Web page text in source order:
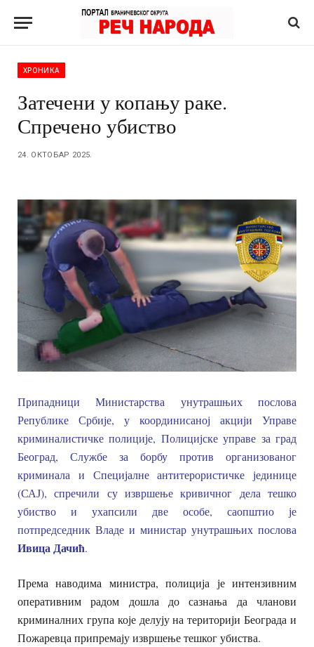
ХРОНИКА
Затечени у копању раке.
Спречено убиство
24. ОКТОБАР 2025.
Припадници Министарства унутрашњих послова
Републике Србије, у координисаној акцији Управе
криминалистичке полиције, Полицијске управе за град
Београд, Службе за борбу против организованог
криминала и Специјалне антитерористичке јединице
(САЈ), спречили су извршење кривичног дела тешко
убиство и ухапсили две особе, саопштио је
потпредседник Владе и министар унутрашњих послова
Ивица Дачић.
Према наводима министра, полиција је интензивним
оперативним радом дошла до сазнања да чланови
криминалних група које делују на територији Београда и
Пожаревца припремају извршење тешког убиства.